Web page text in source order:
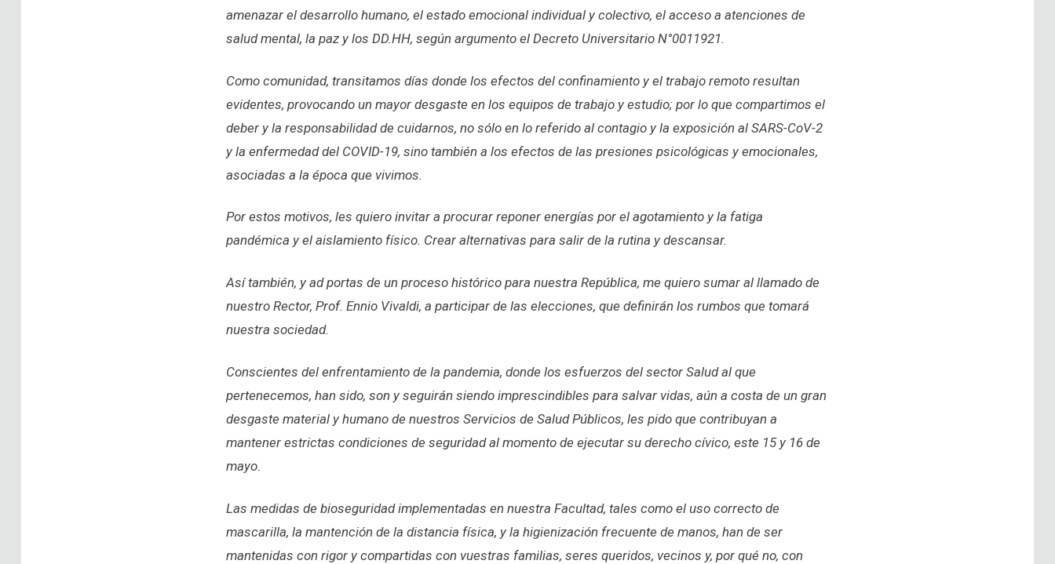
amenazar el desarrollo humano, el estado emocional individual y colectivo, el acceso a atenciones de
salud mental, la paz y los DD.HH, según argumento el Decreto Universitario N°0011921.
Como comunidad, transitamos días donde los efectos del confinamiento y el trabajo remoto resultan
evidentes, provocando un mayor desgaste en los equipos de trabajo y estudio; por lo que compartimos el
deber y la responsabilidad de cuidarnos, no sólo en lo referido al contagio y la exposición al SARS-CoV-2
y la enfermedad del COVID-19, sino también a los efectos de las presiones psicológicas y emocionales,
asociadas a la época que vivimos.
Por estos motivos, les quiero invitar a procurar reponer energías por el agotamiento y la fatiga
pandémica y el aislamiento físico. Crear alternativas para salir de la rutina y descansar.
Así también, y ad portas de un proceso histórico para nuestra República, me quiero sumar al llamado de
nuestro Rector, Prof. Ennio Vivaldi, a participar de las elecciones, que definirán los rumbos que tomará
nuestra sociedad.
Conscientes del enfrentamiento de la pandemia, donde los esfuerzos del sector Salud al que
pertenecemos, han sido, son y seguirán siendo imprescindibles para salvar vidas, aún a costa de un gran
desgaste material y humano de nuestros Servicios de Salud Públicos, les pido que contribuyan a
mantener estrictas condiciones de seguridad al momento de ejecutar su derecho cívico, este 15 y 16 de
mayo.
Las medidas de bioseguridad implementadas en nuestra Facultad, tales como el uso correcto de
mascarilla, la mantención de la distancia física, y la higienización frecuente de manos, han de ser
mantenidas con rigor y compartidas con vuestras familias, seres queridos, vecinos y, por qué no, con